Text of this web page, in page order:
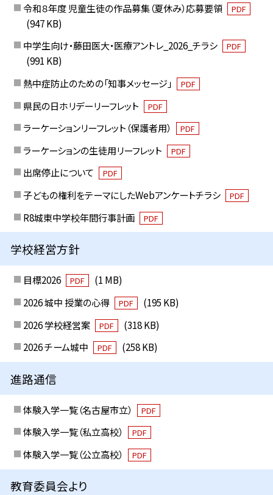
令和８年度 児童生徒の作品募集（夏休み）応募要領 PDF
(947 KB)
中学生向け・藤田医大・医療アントレ_2026_チラシ
PDF
(991 KB)
熱中症防止のための「知事メッセージ」
PDF
県民の日ホリデーリーフレット PDF
ラーケーションリーフレット（保護者用） PDF
ラーケーションの生徒用リーフレット PDF
出席停止について PDF
子どもの権利をテーマにしたWebアンケートチラシ PDF
R8城東中学校年間行事計画 PDF
学校経営方針
目標2026 PDF
(1 MB)
2026 城中 授業の心得
PDF
(195 KB)
2026 学校経営案
PDF
(318 KB)
2026 チーム城中
PDF (258 KB)
進路通信
体験入学一覧（名古屋市立） PDF
体験入学一覧（私立高校） PDF
体験入学一覧（公立高校） PDF
教育委員会より